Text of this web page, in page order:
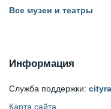
Все музеи и театры
Информация
Служба поддержки:
Карта сайта